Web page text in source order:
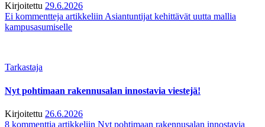
Kirjoitettu 29.6.2026
Ei kommentteja artikkeliin Asiantuntijat kehittävät uutta mallia
kampusasumiselle
Tarkastaja
Nyt pohtimaan rakennusalan innostavia viestejä!
Kirjoitettu 26.6.2026
8 kommenttia artikkeliin Nyt pohtimaan rakennusalan innostavia